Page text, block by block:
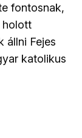
fontosnak,
holott
állni Fejes
katolikus